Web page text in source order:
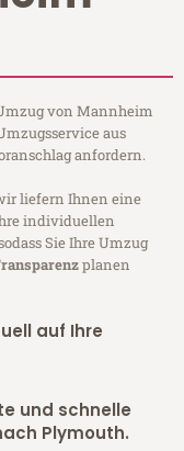
von Mannheim
aus
anfordern.
liefern Ihnen eine
individuellen
Sie Ihre Umzug
planen
auf Ihre
und schnelle
Plymouth.